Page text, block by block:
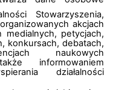
Stowarzyszenia,
akcjach
medialnych, petycjach,
konkursach, debatach,
naukowych
informowaniem
działalności